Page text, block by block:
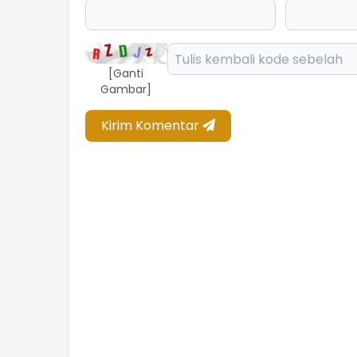
[Ganti
Gambar]
Kirim Komentar